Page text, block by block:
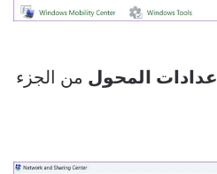
إعدادات المحول من الجزء